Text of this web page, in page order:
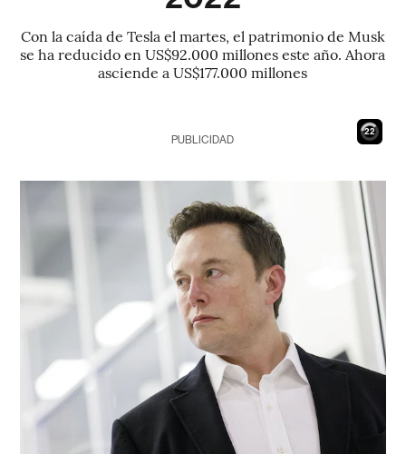
Con la caída de Tesla el martes, el patrimonio de Musk
se ha reducido en US$92.000 millones este año. Ahora
asciende a US$177.000 millones
21
PUBLICIDAD